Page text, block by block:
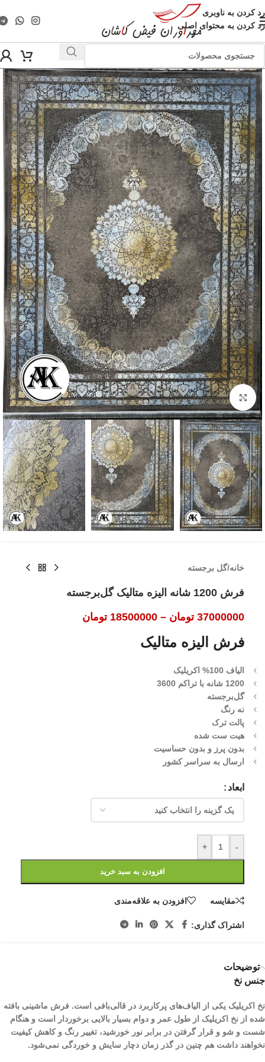
رد کردن به ناوبری
رد کردن به محتوای اصلی
بزرگنمایی تصویر
خانه/گل برجسته
فرش 1200 شانه الیزه متالیک گل‌برجسته
37000000 تومان –
18500000 تومان
فرش الیزه متالیک
الیاف 100% اکریلیک
1200 شانه با تراکم 3600
گل‌برجسته
نه رنگ
پالت ترک
هیت ست شده
بدون پرز و بدون حساسیت
ارسال به سراسر کشور
ابعاد
-
+
افزودن به سبد خرید
مقایسه افزودن به علاقه‌مندی
اشتراک گذاری:
توضیحات
جنس نخ
نخ اکریلیک یکی از الیاف­‌های پرکاربرد در قالی‌بافی است. فرش ماشینی بافته
شده از نخ اکریلیک از طول عمر و دوام بسیار بالایی برخوردار است و هنگام
شست و شو و قرار گرفتن در برابر نور خورشید، تغییر رنگ و کاهش کیفیت
نخواهند داشت هم چنین در گذر زمان دچار سایش و خوردگی نمی‌شود.